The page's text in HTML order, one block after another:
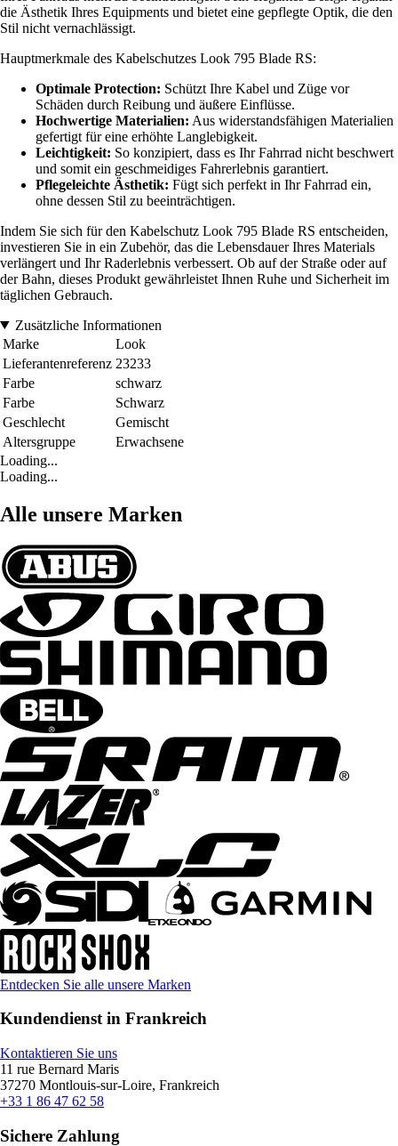
die Ästhetik Ihres Equipments und bietet eine gepflegte Optik, die den
Stil nicht vernachlässigt.
Hauptmerkmale des Kabelschutzes Look 795 Blade RS:
Optimale Protection: Schützt Ihre Kabel und Züge vor
Schäden durch Reibung und äußere Einflüsse.
Hochwertige Materialien: Aus widerstandsfähigen Materialien
gefertigt für eine erhöhte Langlebigkeit.
Leichtigkeit: So konzipiert, dass es Ihr Fahrrad nicht beschwert
und somit ein geschmeidiges Fahrerlebnis garantiert.
Pflegeleichte Ästhetik: Fügt sich perfekt in Ihr Fahrrad ein,
ohne dessen Stil zu beeinträchtigen.
Indem Sie sich für den Kabelschutz Look 795 Blade RS entscheiden,
investieren Sie in ein Zubehör, das die Lebensdauer Ihres Materials
verlängert und Ihr Raderlebnis verbessert. Ob auf der Straße oder auf
der Bahn, dieses Produkt gewährleistet Ihnen Ruhe und Sicherheit im
täglichen Gebrauch.
Zusätzliche Informationen
Marke
Look
Lieferantenreferenz 23233
Farbe
schwarz
Farbe
Schwarz
Geschlecht
Gemischt
Altersgruppe
Erwachsene
Loading...
Loading...
Alle unsere Marken
Entdecken Sie alle unsere Marken
Kundendienst in Frankreich
Kontaktieren Sie uns
11 rue Bernard Maris
37270 Montlouis-sur-Loire, Frankreich
+33 1 86 47 62 58
Sichere Zahlung